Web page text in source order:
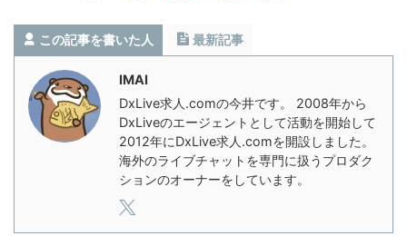
この記事を書いた人 最新記事
IMAI
DxLive求人.comの今井です。 2008年から
DxLiveのエージェントとして活動を開始して
2012年にDxLive求人.comを開設しました。
海外のライブチャットを専門に扱うプロダク
ションのオーナーをしています。